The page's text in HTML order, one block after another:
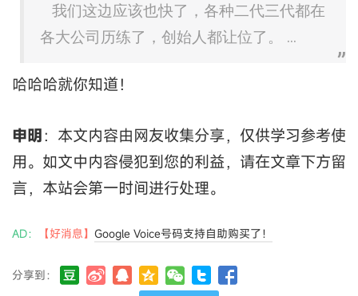
我们这边应该也快了，各种二代三代都在
各大公司历练了，创始人都让位了。 ...
哈哈哈就你知道！
申明：本文内容由网友收集分享，仅供学习参考使
用。如文中内容侵犯到您的利益，请在文章下方留
言，本站会第一时间进行处理。
AD： 【好消息】 Google Voice号码支持自助购买了！
分享到：